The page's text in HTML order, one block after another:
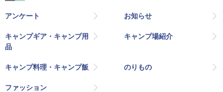
アンケート お知らせ
キャンプギア・キャンプ用
品
キャンプ場紹介
キャンプ料理・キャンプ飯 のりもの
ファッション